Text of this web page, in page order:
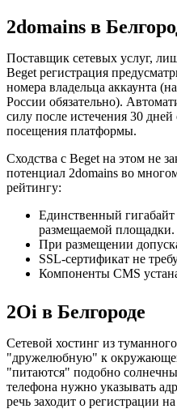
2domains в
Поставщик сетевых услуг,
Beget регистрация
номера владельца аккаунта
России обязательно).
силу после истечения 30
посещения платформы.
Сходства с Beget на этом не
потенциал 2domains во
рейтингу:
Единственный
размещаемой площадки.
При размещении
SSL-сертификат не
Компоненты CMS
2Oi в Белгороде
Сетевой хостинг из
"дружелюбную" к
"питаются" подобно
телефона нужно указывать
речь заходит о регистрации